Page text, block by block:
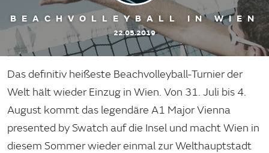
BEACHVOLLEYBALL IN WIEN
22.05.2019
Das definitiv heißeste Beachvolleyball-Turnier der
Welt hält wieder Einzug in Wien. Von 31. Juli bis 4.
August kommt das legendäre A1 Major Vienna
presented by Swatch auf die Insel und macht Wien in
diesem Sommer wieder einmal zur Welthauptstadt